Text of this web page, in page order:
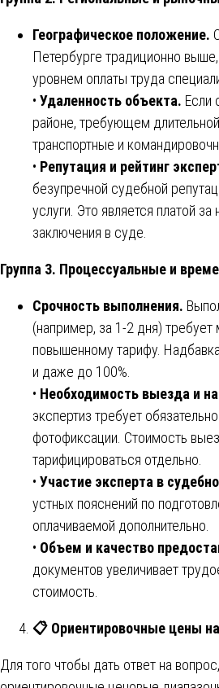
Географическое положение.
Петербурге традиционно
уровнем оплаты труда
• Удаленность объекта. Если
районе, требующем
транспортные и
• Репутация и рейтинг
безупречной судебной
услуги. Это является платой
заключения в суде.
Группа 3. Процессуальные и
Срочность выполнения.
(например, за 1-2 дня) требует
повышенному тарифу.
и даже до 100%.
• Необходимость выезда и
экспертиз требует
фотофиксации. Стоимость
тарифицироваться отдельно.
• Участие эксперта в
устных пояснений по
оплачиваемой дополнительно.
• Объем и качество
документов увеличивает
стоимость.
📋 Ориентировочные цены
Для того чтобы дать ответ на